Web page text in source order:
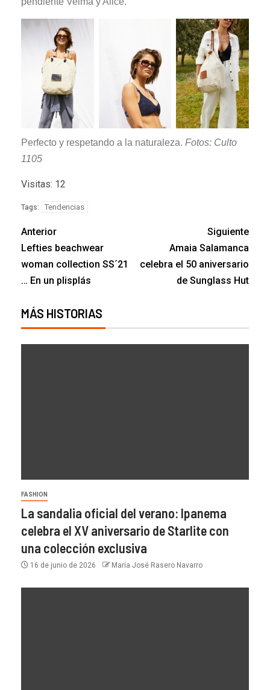
Perfecto y respetando a la naturaleza. Fotos: Culto
1105
Visitas: 12
Tags: Tendencias
Anterior
Lefties beachwear
woman collection SS´21
… En un plisplás
Siguiente
Amaia Salamanca
celebra el 50 aniversario
de Sunglass Hut
MÁS HISTORIAS
FASHION
La sandalia oficial del verano: Ipanema
celebra el XV aniversario de Starlite con
una colección exclusiva
16 de junio de 2026 María José Rasero Navarro